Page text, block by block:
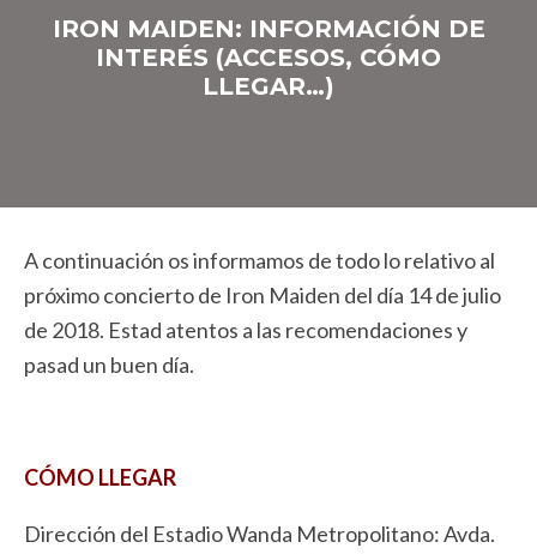
IRON MAIDEN: INFORMACIÓN DE
INTERÉS (ACCESOS, CÓMO
LLEGAR…)
A continuación os informamos de todo lo relativo al
próximo concierto de Iron Maiden del día 14 de julio
de 2018. Estad atentos a las recomendaciones y
pasad un buen día.
CÓMO LLEGAR
Dirección del Estadio Wanda Metropolitano: Avda.